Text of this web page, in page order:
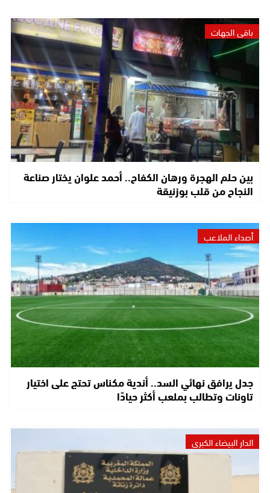
باقي الجهات
بين حلم الهجرة ورهان الكفاح.. أحمد علوان يختار صناعة
النجاح من قلب بوزنيقة
أصداء الملاعب
جدل يرافق نهائي السد.. أندية مكناس تحتج على اختيار
تاونات وتطالب بملعب أكثر حيادًا
الدار البيضاء الكبرى